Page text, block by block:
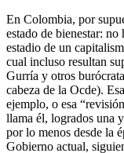
En Colombia, por
estado de bienestar: no
estadio de un
cual incluso resultan
Gurría y otros
cabeza de la Ocde).
ejemplo, o esa
llama él, logrados una
por lo menos desde la
Gobierno actual,